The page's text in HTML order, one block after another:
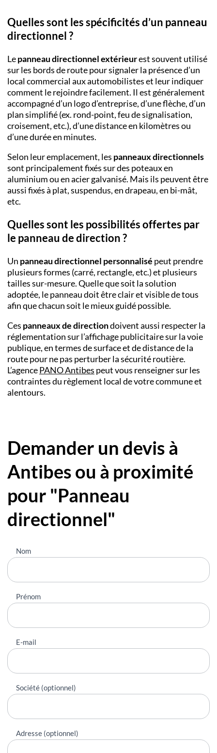
Quelles sont les spécificités d’un panneau
directionnel ?
Lepanneau directionnelextérieurest souvent utilisé
sur les bords de route pour signaler la présence d’un
local commercial aux automobilistes et leur indiquer
comment le rejoindre facilement. Il est généralement
accompagné d’un logo d’entreprise, d’une flèche, d’un
plan simplifié (ex. rond-point, feu de signalisation,
croisement, etc.), d’une distance en kilomètres ou
d’une durée en minutes.
Selon leur emplacement, les panneaux directionnels
sont principalement fixés sur des poteaux en
aluminium ou en acier galvanisé. Mais ils peuvent être
aussi fixés à plat, suspendus, en drapeau, en bi-mât,
etc.
Quelles sont les possibilités offertes par
le panneau de direction ?
Un panneau directionnel personnalisé peut prendre
plusieurs formes (carré, rectangle, etc.) et plusieurs
tailles sur-mesure. Quelle que soit la solution
adoptée, le panneau doit être clair et visible de tous
afin que chacun soit le mieux guidé possible.
Ces panneaux de directiondoivent aussi respecter la
réglementation sur l’affichage publicitaire sur la voie
publique, en termes de surface et de distance de la
route pour ne pas perturber la sécurité routière.
L’agencePANOAntibes peut vous renseigner sur les
contraintes du règlement local de votre commune et
alentours.
Demander un devis à
Antibes ou à proximité
pour "Panneau
directionnel"
Nous
contacter
Nom
Prénom
E-mail
Société (optionnel)
Adresse (optionnel)